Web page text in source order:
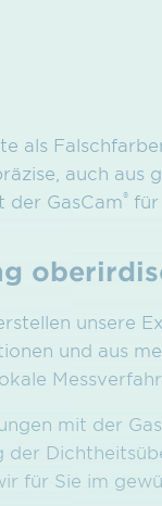
als
auch
der GasCam®für
unsere
und aus
mit der
der
für Sie im